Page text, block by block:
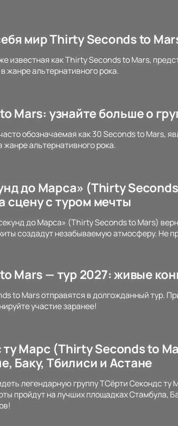
мир Thirty Seconds to
известная как Thirty Seconds to Mars,
жанре альтернативного рока.
Mars: узнайте больше о
обозначаемая как 30 Seconds to Mars,
жанре альтернативного рока.
до Марса» (Thirty
сцену с туром мечты
до Марса» (Thirty Seconds to Mars)
создадут незабываемую атмосферу. Не
Mars — тур 2027: живые
to Mars отправятся в долгожданный тур.
участие заранее!
Марс (Thirty Seconds to
Баку, Тбилиси и Астане
легендарную группу TСёрти Секондс
пройдут на лучших площадках Стамбула,